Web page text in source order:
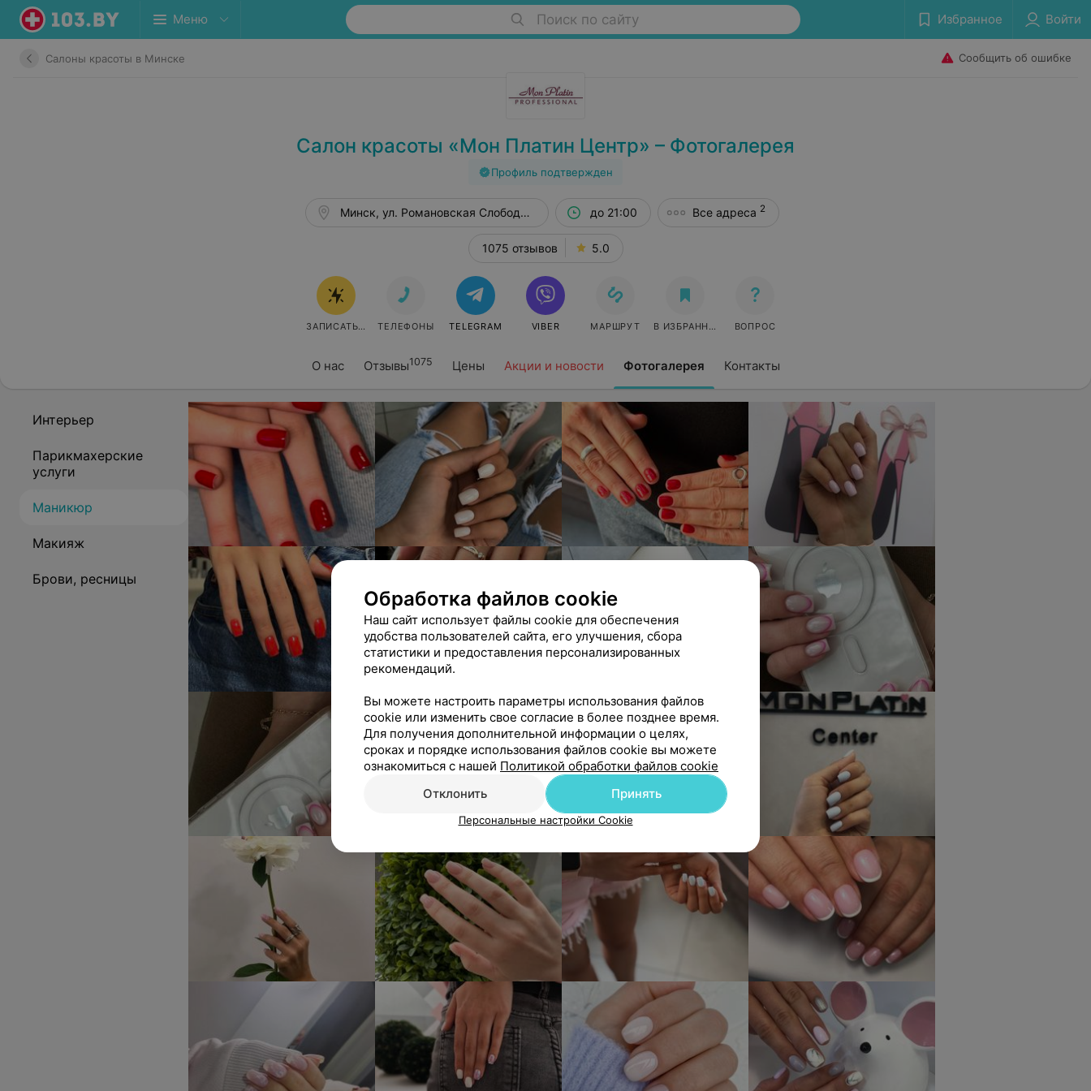
Меню Поиск по сайту Избранное Войти
Салоны красоты в Минске Сообщить об ошибке
Салон красоты «Мон Платин Центр» – Фотогалерея
Профиль подтвержден
О нас Отзывы1075 Цены Акции и новости Фотогалерея Контакты
Минск, ул. Романовская Слобода, 9 до 21:00 Все адреса 2
1075 отзывов 5.0
ЗАПИСАТЬСЯ ТЕЛЕФОНЫ TELEGRAM VIBER МАРШРУТ В ИЗБРАННОЕ ВОПРОС
Интерьер
Парикмахерские
услуги
Маникюр
Макияж
Брови, ресницы
Обработка файлов cookie
Наш сайт использует файлы cookie для обеспечения
удобства пользователей сайта, его улучшения, сбора
статистики и предоставления персонализированных
рекомендаций.
Вы можете настроить параметры использования файлов
cookie или изменить свое согласие в более позднее время.
Для получения дополнительной информации о целях,
сроках и порядке использования файлов cookie вы можете
ознакомиться с нашей Политикой обработки файлов cookie
Отклонить
Принять
Персональные настройки Cookie